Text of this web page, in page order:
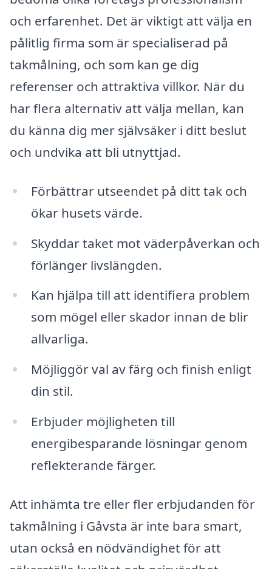
och erfarenhet. Det är viktigt att välja en
pålitlig firma som är specialiserad på
takmålning, och som kan ge dig
referenser och attraktiva villkor. När du
har flera alternativ att välja mellan, kan
du känna dig mer självsäker i ditt beslut
och undvika att bli utnyttjad.
Förbättrar utseendet på ditt tak och
ökar husets värde.
Skyddar taket mot väderpåverkan och
förlänger livslängden.
Kan hjälpa till att identifiera problem
som mögel eller skador innan de blir
allvarliga.
Möjliggör val av färg och finish enligt
din stil.
Erbjuder möjligheten till
energibesparande lösningar genom
reflekterande färger.
Att inhämta tre eller fler erbjudanden för
takmålning i Gåvsta är inte bara smart,
utan också en nödvändighet för att